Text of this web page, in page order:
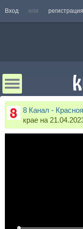
Вход или регистрация
8 Канал -
крае на